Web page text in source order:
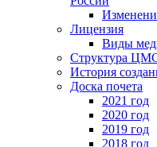
Лицензия
Виды
Структура
История
Доска почета
2021 год
2020 год
2019 год
2018 год